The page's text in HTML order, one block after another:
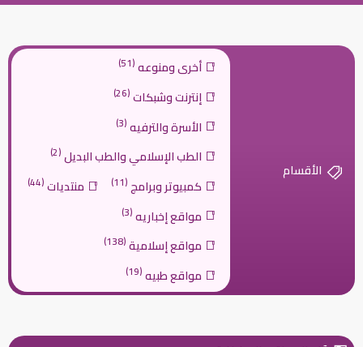
الأقسام
أخرى ومنوعه(51)
إنترنت وشبكات(26)
الأسرة والترفيه(3)
الطب الإسلامي والطب البديل(2)
كمبيوتر وبرامج(11) منتديات(44)
مواقع إخباريه(3)
مواقع إسلامية(138)
مواقع طبيه(19)